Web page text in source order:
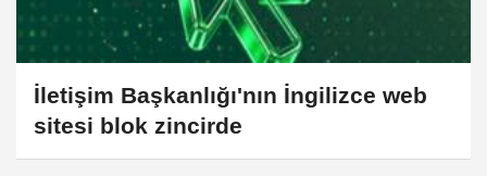
İletişim Başkanlığı'nın İngilizce web
sitesi blok zincirde